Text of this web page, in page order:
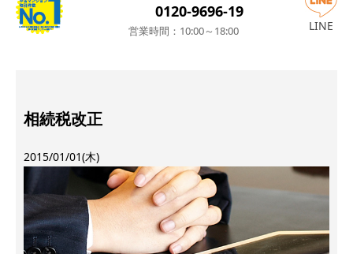
0120-9696-19
営業時間：10:00～18:00 LINE
相続税改正
2015/01/01(木)